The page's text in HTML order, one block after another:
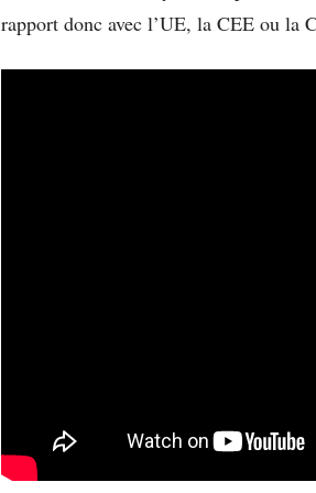
rapport donc avec l’UE, la CEE ou la